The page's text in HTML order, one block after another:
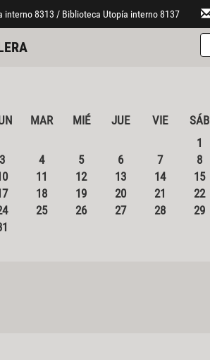
interno 8313 / Biblioteca Utopía interno 8137
MAR MIÉ JUE VIE
SÁB
1
3 4 5 6 7
8
11 12 13 14
15
18 19 20 21
22
25 26 27 28
29